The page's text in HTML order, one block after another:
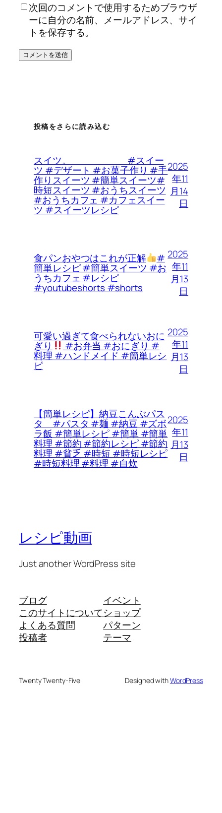
次回のコメントで使用するためブラウザ
ーに自分の名前、メールアドレス、サイ
トを保存する。
投稿をさらに読み込む
スイツ。 #スイー
ツ #デザート #お菓子作り #手
作りスイーツ #簡単スイーツ#
時短スイーツ #おうちスイーツ
#おうちカフェ #カフェスイー
ツ #スイーツレシピ
2025
年11
月14
日
食パンおやつはこれが正解 #
簡単レシピ #簡単スイーツ #お
うちカフェ #レシピ
#youtubeshorts #shorts
2025
年11
月13
日
可愛い過ぎて食べられないおに
ぎり #お弁当 #おにぎり #
料理 #ハンドメイド #簡単レシ
ピ
2025
年11
月13
日
【簡単レシピ】納豆こんぶパス
タ #パスタ #麺 #納豆 #ズボ
ラ飯 #簡単レシピ #簡単 #簡単
料理 #節約 #節約レシピ #節約
料理 #貧乏 #時短 #時短レシピ
#時短料理 #料理 #自炊
2025
年11
月13
日
レシピ動画
Just another WordPress site
ブログ
このサイトについて
よくある質問
投稿者
イベント
ショップ
パターン
テーマ
Twenty Twenty-Five Designed withWordPress